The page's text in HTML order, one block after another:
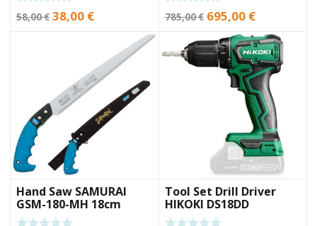
58,00€ Original
58,00 €.
38,00 €Current
38,00 €.
785,00€ Original
price
was:
785,00 €.
695,00 €Current
price
is:
695,00 €.
Hand Saw SAMURAI
GSM-180-MH 18cm
Tool Set Drill Driver
HIKOKI DS18DD